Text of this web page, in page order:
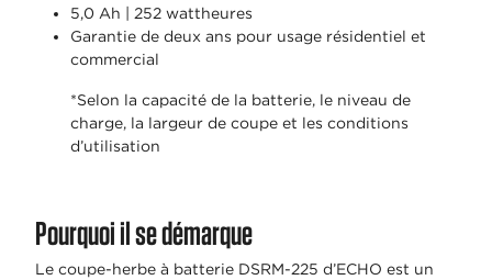
5,0 Ah | 252 wattheures
Garantie de deux ans pour usage résidentiel et
commercial
*Selon la capacité de la batterie, le niveau de
charge, la largeur de coupe et les conditions
d’utilisation
Pourquoi il se démarque
Le coupe-herbe à batterie DSRM-225 d’ECHO est un